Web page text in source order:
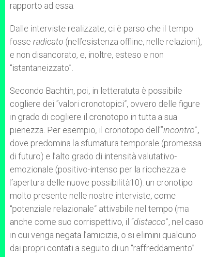
rapporto ad essa.
Dalle interviste realizzate, ci è parso che il tempo
fosse radicato (nell’esistenza offline, nelle relazioni),
e non disancorato, e, inoltre, esteso e non
“istantaneizzato”.
Secondo Bachtin, poi, in letteratuta è possibile
cogliere dei “valori cronotopici”, ovvero delle figure
in grado di cogliere il cronotopo in tutta a sua
pienezza. Per esempio, il cronotopo dell’”incontro”,
dove predomina la sfumatura temporale (promessa
di futuro) e l’alto grado di intensità valutativo-
emozionale (positivo-intenso per la ricchezza e
l’apertura delle nuove possibilità10): un cronotipo
molto presente nelle nostre interviste, come
“potenziale relazionale” attivabile nel tempo (ma
anche come suo corrispettivo, il “distacco”, nel caso
in cui venga negata l’amicizia, o si elimini qualcuno
dai propri contati a seguito di un “raffreddamento”